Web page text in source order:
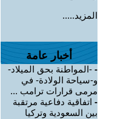
المزيد.....
أخبار عامة
- -المواطنة بحق الميلاد-
و-سياحة الولادة- في
مرمى قرارات ترامب ...
- اتفاقية دفاعية مرتقبة
بين السعودية وتركيا